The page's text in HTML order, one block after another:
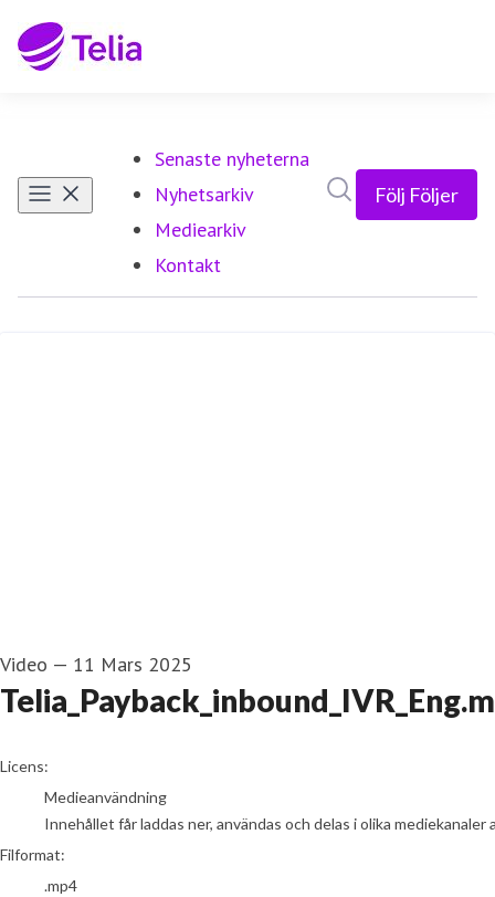
Senaste nyheterna
Nyhetsarkiv
Mediearkiv
Kontakt
Följ Följer
Video — 11 Mars 2025
go to media item
Licens:
Medieanvändning
Innehållet får laddas ner, användas och delas i olika
Filformat:
.mp4